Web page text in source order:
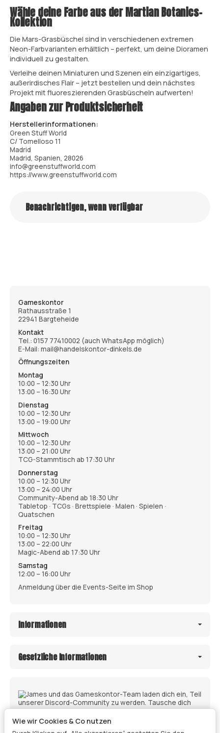
Wähle deine Farbe aus derMartian Botanics-
Kollektion
Die Mars-Grasbüschel sind in verschiedenen extremen
Neon-Farbvarianten erhältlich – perfekt, um deine Dioramen
individuell zu gestalten.
Verleihe deinen Miniaturen und Szenen ein einzigartiges,
außerirdisches Flair – jetzt bestellen und dein nächstes
Projekt mit fluoreszierenden Grasbüscheln aufwerten!
Angaben zur Produktsicherheit
Herstellerinformationen:
Green Stuff World
C/ Tomelloso 11
Madrid
Madrid, Spanien, 28026
info@greenstuffworld.com
https://www.greenstuffworld.com
Benachrichtigen, wenn verfügbar
Gameskontor
Rathausstraße 1
22941 Bargteheide
Kontakt
Tel.: 0157 77410002 (auch WhatsApp möglich)
E-Mail: mail@handelskontor-dinkels.de
Öffnungszeiten
Montag
10:00 – 12:30 Uhr
13:00 – 16:30 Uhr
Dienstag
10:00 – 12:30 Uhr
13:00 – 19:00 Uhr
Mittwoch
10:00 – 12:30 Uhr
13:00 – 21:00 Uhr
TCG-Stammtisch ab 17:30 Uhr
Donnerstag
10:00 – 12:30 Uhr
13:00 – 24:00 Uhr
Community-Abend ab 18:30 Uhr
Tabletop · TCGs · Brettspiele · Malen · Spielen ·
Quatschen
Freitag
10:00 – 12:30 Uhr
13:00 – 22:00 Uhr
Magic-Abend ab 17:30 Uhr
Samstag
12:00 – 16:00 Uhr
Anmeldung über die Events-Seite im Shop
Informationen
Gesetzliche Informationen
Wie wir Cookies & Co nutzen